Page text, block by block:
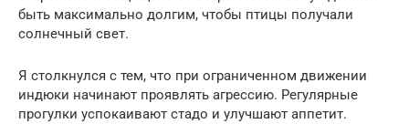
быть максимально долгим, чтобы птицы получали
солнечный свет.
Я столкнулся с тем, что при ограниченном движении
индюки начинают проявлять агрессию. Регулярные
прогулки успокаивают стадо и улучшают аппетит.